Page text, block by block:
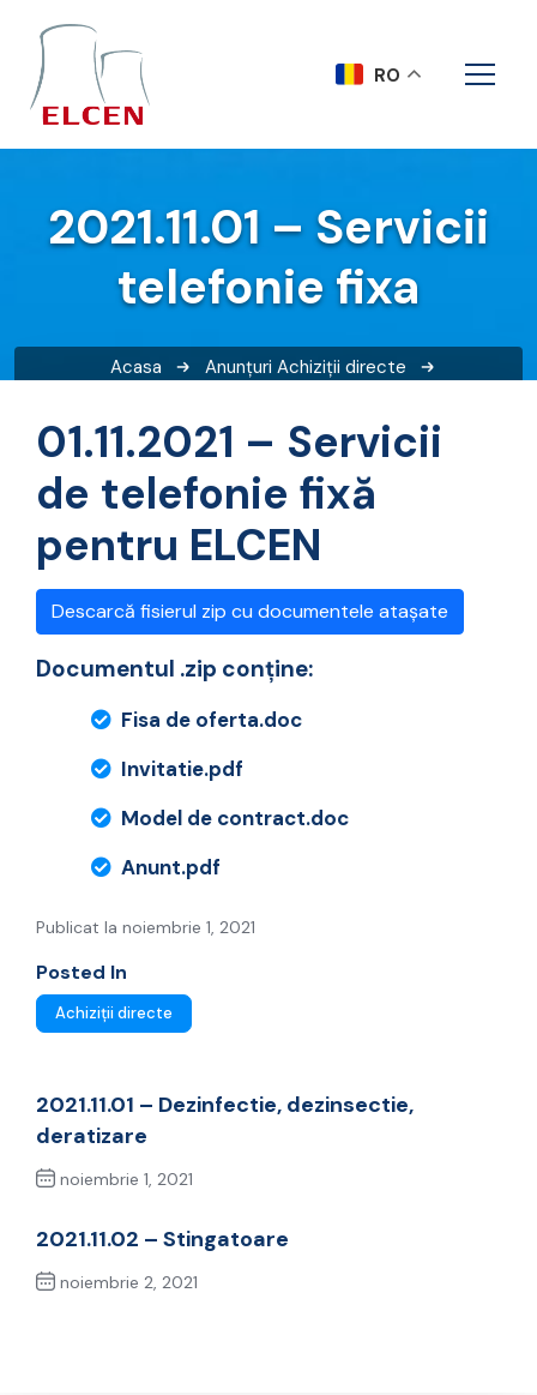
2021.11.01 – Servicii
telefonie fixa
Acasa Anunțuri Achiziții directe
01.11.2021 – Servicii
de telefonie fixă
pentru ELCEN
Descarcă fisierul zip cu documentele atașate
Documentul .zip conține:
Fisa de oferta.doc
Invitatie.pdf
Model de contract.doc
Anunt.pdf
Publicat la noiembrie 1, 2021
Posted In
Achiziții directe
2021.11.01 – Dezinfectie, dezinsectie,
deratizare
noiembrie 1, 2021
2021.11.02 – Stingatoare
noiembrie 2, 2021
RO